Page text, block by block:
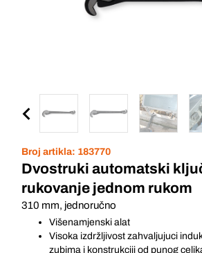
Broj artikla: 183770
Dvostruki automatski
rukovanje jednom rukom
310 mm, jednoručno
Višenamjenski alat
Visoka izdržljivost zahvaljujuci
zubima i konstrukciji od punog